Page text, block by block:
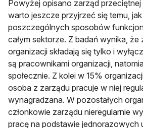
Powyżej opisano zarząd przeciętnej
warto jeszcze przyjrzeć się temu,
poszczególnych sposobów
całym sektorze. Z badań wynika, że
organizacji składają się tylko i
są pracownikami organizacji,
społecznie. Z kolei w 15%
osoba z zarządu pracuje w niej
wynagradzana. W pozostałych
członkowie zarządu nieregularnie
pracę na podstawie jednorazowych